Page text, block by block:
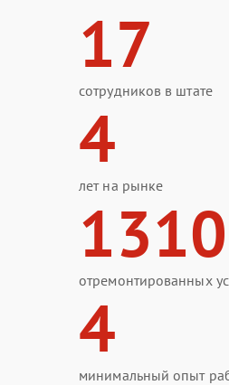
17
сотрудников в штате
4
лет на рынке
1310
отремонтированных
4
минимальный опыт